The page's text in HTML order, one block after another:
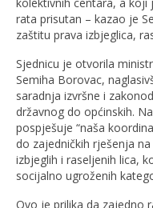
rata prisutan – kazao je
zaštitu prava izbjeglica,
Sjednicu je otvorila
Semiha Borovac,
saradnja izvršne i
državnog do općinskih.
pospješuje “naša
do zajedničkih rješenja
izbjeglih i raseljenih lica,
socijalno ugroženih
Ovo je prilika da zajedno